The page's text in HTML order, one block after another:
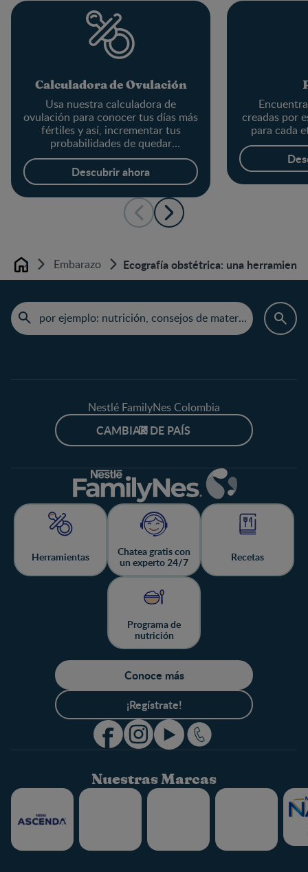
Calculadora de Ovulación
Usa nuestra calculadora de
ovulación para conocer tus días más
fértiles y así, incrementar tus
probabilidades de quedar
embarazada.
Descubrir ahora
creadas por
para cada
Home Embarazo Ecografía obstétrica: una
Nestlé FamilyNes Colombia
CAMBIAR DE PAÍS
Herramientas
Chatea gratis con
un experto 24/7
Recetas
Programa de
nutrición
Conoce más
¡Regístrate!
Nuestras Marcas